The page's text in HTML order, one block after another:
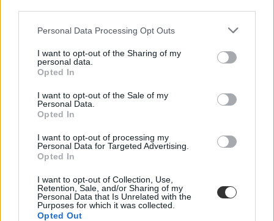
Personal Data Processing Opt Outs
I want to opt-out of the Sharing of my
personal data.
Opted In
I want to opt-out of the Sale of my
Personal Data.
Opted In
I want to opt-out of processing my
Personal Data for Targeted Advertising.
Opted In
I want to opt-out of Collection, Use,
Retention, Sale, and/or Sharing of my
Personal Data that Is Unrelated with the
Purposes for which it was collected.
Opted Out
Campus life
Eduline/MTI